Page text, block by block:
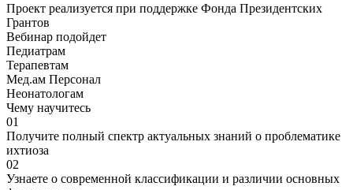
Проект реализуется при поддержке Фонда Президентских
Грантов
Вебинар подойдет
Педиатрам
Терапевтам
Мед.ам Персонал
Неонатологам
Чему научитесь
01
Получите полный спектр актуальных знаний о проблематике
ихтиоза
02
Узнаете о современной классификации и различии основных